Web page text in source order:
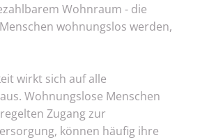
Wohnraum - die
wohnungslos werden,
wirkt sich auf alle
Wohnungslose Menschen
Zugang zur
können häufig ihre